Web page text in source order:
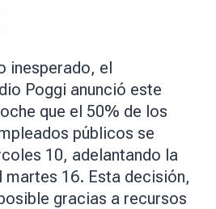
inesperado, el
Poggi anunció este
que el 50% de los
públicos se
10, adelantando la
martes 16. Esta decisión,
gracias a recursos